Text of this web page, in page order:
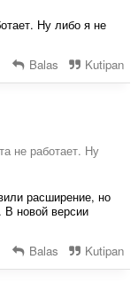
Ну либо я не
Balas Kutipan
не работает. Ну
расширение, но
В новой версии
Balas Kutipan